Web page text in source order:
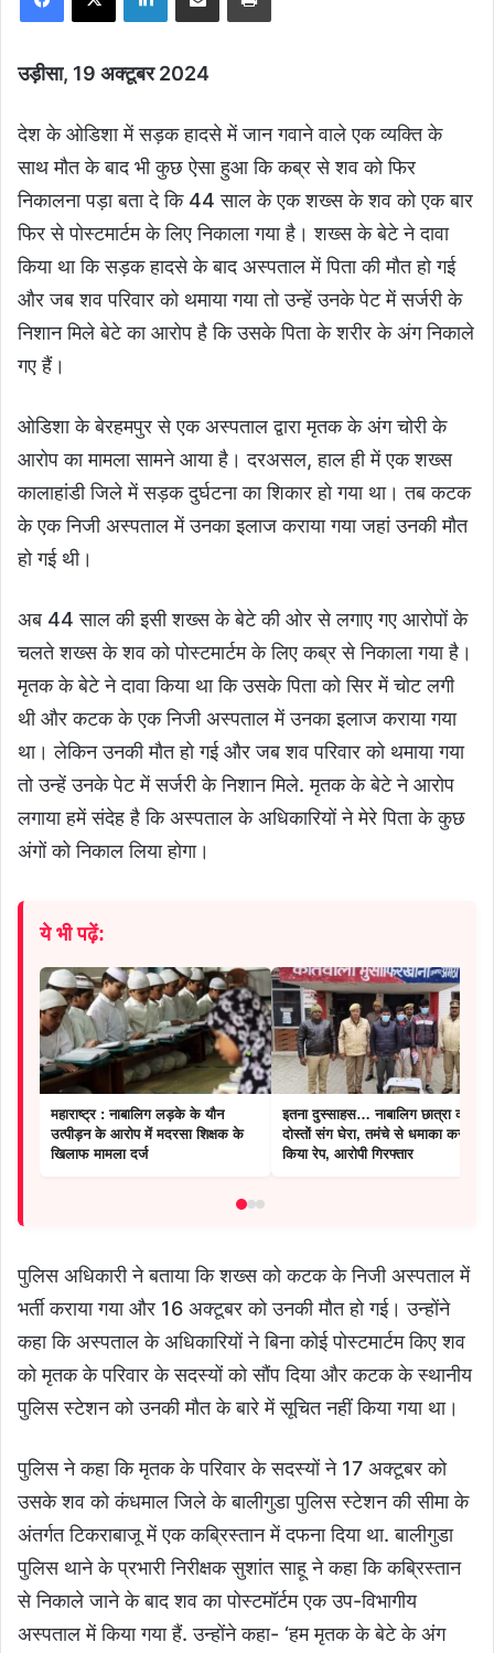
उड़ीसा, 19 अक्टूबर 2024
देश के ओडिशा में सड़क हादसे में जान गवाने वाले एक व्यक्ति के
साथ मौत के बाद भी कुछ ऐसा हुआ कि कब्र से शव को फिर
निकालना पड़ा बता दे कि 44 साल के एक शख्स के शव को एक बार
फिर से पोस्टमार्टम के लिए निकाला गया है। शख्स के बेटे ने दावा
किया था कि सड़क हादसे के बाद अस्पताल में पिता की मौत हो गई
और जब शव परिवार को थमाया गया तो उन्हें उनके पेट में सर्जरी के
निशान मिले बेटे का आरोप है कि उसके पिता के शरीर के अंग निकाले
गए हैं।
ओडिशा के बेरहमपुर से एक अस्पताल द्वारा मृतक के अंग चोरी के
आरोप का मामला सामने आया है। दरअसल, हाल ही में एक शख्स
कालाहांडी जिले में सड़क दुर्घटना का शिकार हो गया था। तब कटक
के एक निजी अस्पताल में उनका इलाज कराया गया जहां उनकी मौत
हो गई थी।
अब 44 साल की इसी शख्स के बेटे की ओर से लगाए गए आरोपों के
चलते शख्स के शव को पोस्टमार्टम के लिए कब्र से निकाला गया है।
मृतक के बेटे ने दावा किया था कि उसके पिता को सिर में चोट लगी
थी और कटक के एक निजी अस्पताल में उनका इलाज कराया गया
था। लेकिन उनकी मौत हो गई और जब शव परिवार को थमाया गया
तो उन्हें उनके पेट में सर्जरी के निशान मिले. मृतक के बेटे ने आरोप
लगाया हमें संदेह है कि अस्पताल के अधिकारियों ने मेरे पिता के कुछ
अंगों को निकाल लिया होगा।
ये भी पढ़ें:
महाराष्ट्र : नाबालिग लड़के के यौन
उत्पीड़न के आरोप में मदरसा शिक्षक के
खिलाफ मामला दर्ज
इतना दुस्साहस… नाबालिग छात्रा को
दोस्तों संग घेरा, तमंचे से धमाका कर
किया रेप, आरोपी गिरफ्तार
पुलिस अधिकारी ने बताया कि शख्स को कटक के निजी अस्पताल में
भर्ती कराया गया और 16 अक्टूबर को उनकी मौत हो गई। उन्होंने
कहा कि अस्पताल के अधिकारियों ने बिना कोई पोस्टमार्टम किए शव
को मृतक के परिवार के सदस्यों को सौंप दिया और कटक के स्थानीय
पुलिस स्टेशन को उनकी मौत के बारे में सूचित नहीं किया गया था।
पुलिस ने कहा कि मृतक के परिवार के सदस्यों ने 17 अक्टूबर को
उसके शव को कंधमाल जिले के बालीगुडा पुलिस स्टेशन की सीमा के
अंतर्गत टिकराबाजू में एक कब्रिस्तान में दफना दिया था. बालीगुडा
पुलिस थाने के प्रभारी निरीक्षक सुशांत साहू ने कहा कि कब्रिस्तान
से निकाले जाने के बाद शव का पोस्टमॉर्टम एक उप-विभागीय
अस्पताल में किया गया हैं. उन्होंने कहा- ‘हम मृतक के बेटे के अंग